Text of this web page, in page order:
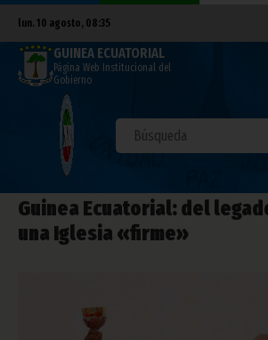
lun. 10 agosto, 08:35
GUINEA ECUATORIAL
Página Web Institucional del
Gobierno
Guinea Ecuatorial: del
una Iglesia «firme»